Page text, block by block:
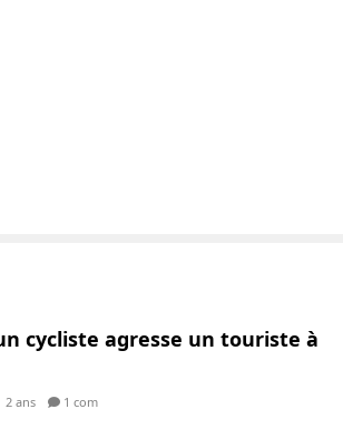
cycliste agresse un touriste à
2 ans 1 com